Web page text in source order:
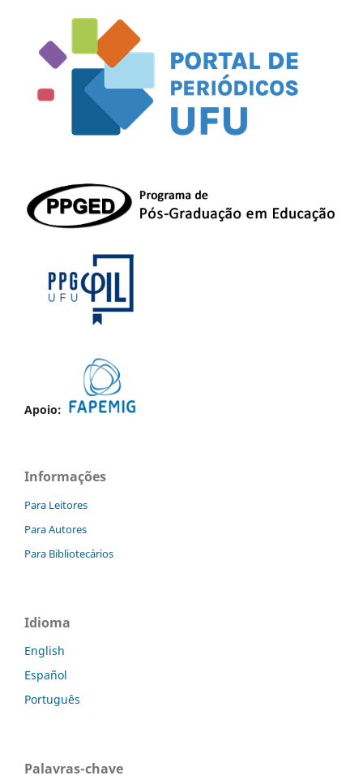
Apoio:
Informações
Para Leitores
Para Autores
Para Bibliotecários
Idioma
English
Español
Português
Palavras-chave